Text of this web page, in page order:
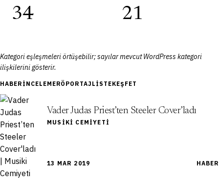
34 21
Kategori eşleşmeleri örtüşebilir; sayılar mevcut WordPress kategori
ilişkilerini gösterir.
HABER İNCELEMERÖPORTAJ LISTEKEŞFET
13 MAR 2019
Vader Judas Priest’ten Steeler Cover’ladı
MUSIKI CEMIYETI
HABER